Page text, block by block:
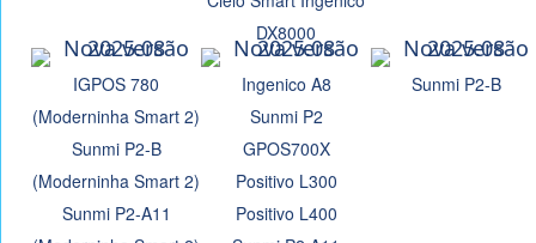
DX8000
IGPOS 780
(Moderninha Smart 2)
Sunmi P2-B
(Moderninha Smart 2)
Sunmi P2-A11
Ingenico A8
Sunmi P2
GPOS700X
Positivo L300
Positivo L400
Sunmi P2-B